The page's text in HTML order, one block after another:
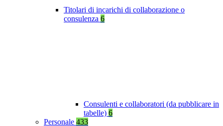
Titolari di incarichi di collaborazione o
consulenza 6
Consulenti e collaboratori (da pubblicare in
tabelle) 6
Personale 433